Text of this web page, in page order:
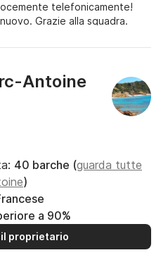
telefonicamente!
Grazie alla squadra.
Antoine
40 barche (guarda tutte
)
a 90%
proprietario